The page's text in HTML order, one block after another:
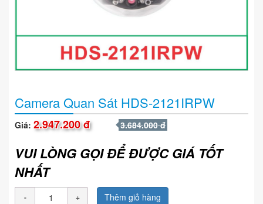
Camera Quan Sát HDS-2121IRPW
Giá: 2.947.200 đ 3.684.000 đ
VUI LÒNG GỌI ĐỂ ĐƯỢC GIÁ TỐT
NHẤT
Thêm giỏ hàng